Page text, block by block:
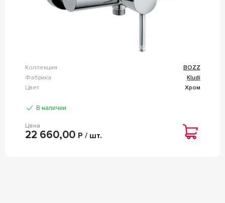
Коллекция
BOZZ
Фабрика
Kludi
Цвет
Хром
В наличии
Цена
22 660,00 Р / шт.